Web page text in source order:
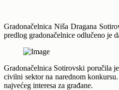
Gradonačelnica Niša Dragana
predlog gradonačelnice odlučeno je
Gradonačelnica Sotirovski poručila
civilni sektor na narednom
najvećeg interesa za građane.